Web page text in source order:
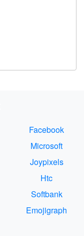
Facebook
Microsoft
Joypixels
Htc
Softbank
Emojigraph